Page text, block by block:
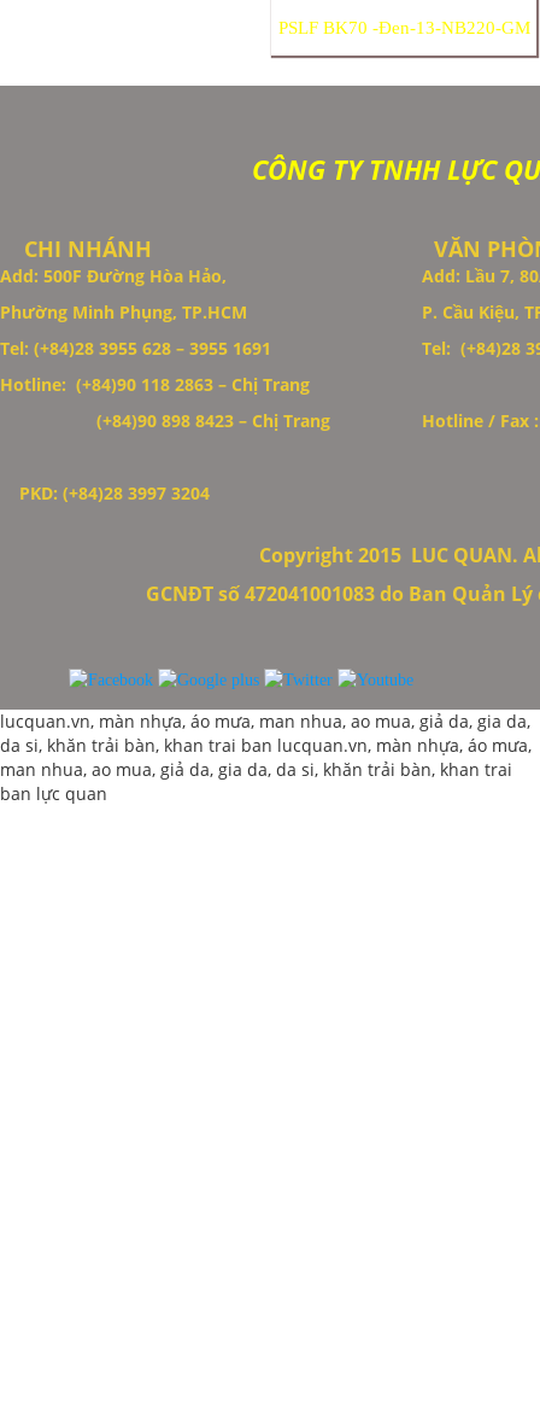
PSLF BK70 -Đen-13-NB220-GM
CÔNG TY TNHH LỰC
CHI NHÁNH VĂN
Add: 500F Đường Hòa Hảo,
Phường Minh Phụng, TP.HCM
Add: Lầu 7,
P. Cầu Kiệu,
Tel: (+84)28 3955 628 – 3955 1691
Tel: (+84)28
Hotline: (+84)90 118 2863 – Chị Trang
(+84)90 898 8423 – Chị Trang Hotline / Fax :
PKD: (+84)28 3997 3204
Copyright 2015 LUC QUAN.
GCNĐT số 472041001083 do Ban Quản
lucquan.vn, màn nhựa, áo mưa, man nhua, ao mua, giả da, gia da,
da si, khăn trải bàn, khan trai ban lucquan.vn, màn nhựa, áo mưa,
man nhua, ao mua, giả da, gia da, da si, khăn trải bàn, khan trai
ban lực quan